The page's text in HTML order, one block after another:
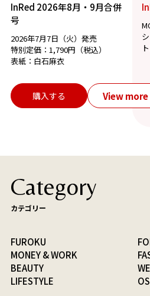
InRed 2026年8月・9月合併
号
2026年7月7日（火）発売
特別定価：1,790円（税込）
表紙：白石麻衣
購入する View more
Category
カテゴリー
FUROKU
MONEY & WORK
BEAUTY
LIFESTYLE